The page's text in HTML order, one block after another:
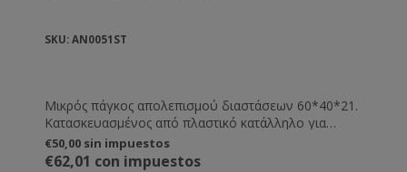
SKU: AN0051ST
Μικρός πάγκος απολεπισμού διαστάσεων 60*40*21.
Κατασκευασμένος από πλαστικό κατάλληλο για
τρόφιμα, με σίτα αποστράγγισης των απολεπισμάτων
και πλαστική κάνουλα.
€50,00 sin impuestos
€62,01 con impuestos